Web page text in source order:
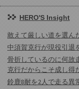
HERO'S Insight
敢えて厳しい道を選ん
中須賀克行が現役引退
骨折しているのに何故
克行だからこそ成し得
鈴鹿8耐を2人で走る異